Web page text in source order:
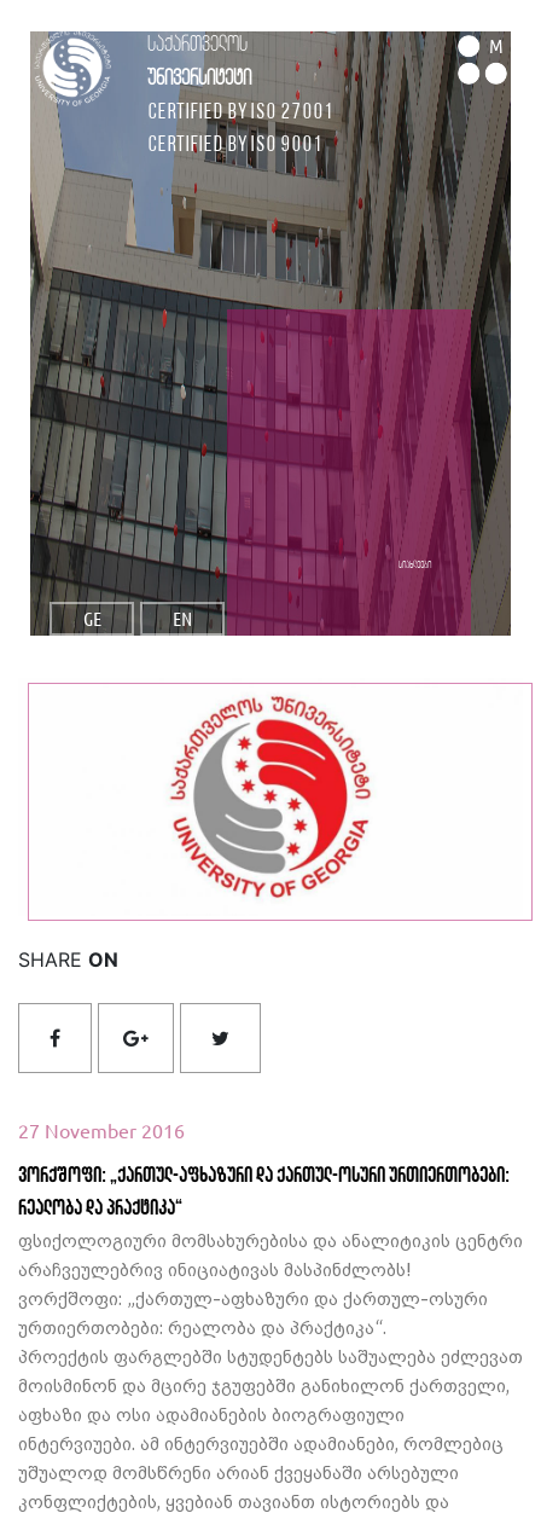
საქართველოს
უნივერსიტეტი
Certified by ISO 27001
Certified by ISO 9001
M
GE EN
სიახლეები
იხილეთ მეტი
SHARE ON
27 November 2016
ვორქშოფი: „ქართულ-აფხაზური და ქართულ-ოსური ურთიერთობები:
რეალობა და პრაქტიკა“
ფსიქოლოგიური მომსახურებისა და ანალიტიკის ცენტრი
არაჩვეულებრივ ინიციატივას მასპინძლობს!
ვორქშოფი: „ქართულ-აფხაზური და ქართულ-ოსური
ურთიერთობები: რეალობა და პრაქტიკა“.
პროექტის ფარგლებში სტუდენტებს საშუალება ეძლევათ
მოისმინონ და მცირე ჯგუფებში განიხილონ ქართველი,
აფხაზი და ოსი ადამიანების ბიოგრაფიული
ინტერვიუები. ამ ინტერვიუებში ადამიანები, რომლებიც
უშუალოდ მომსწრენი არიან ქვეყანაში არსებული
კონფლიქტების, ყვებიან თავიანთ ისტორიებს და